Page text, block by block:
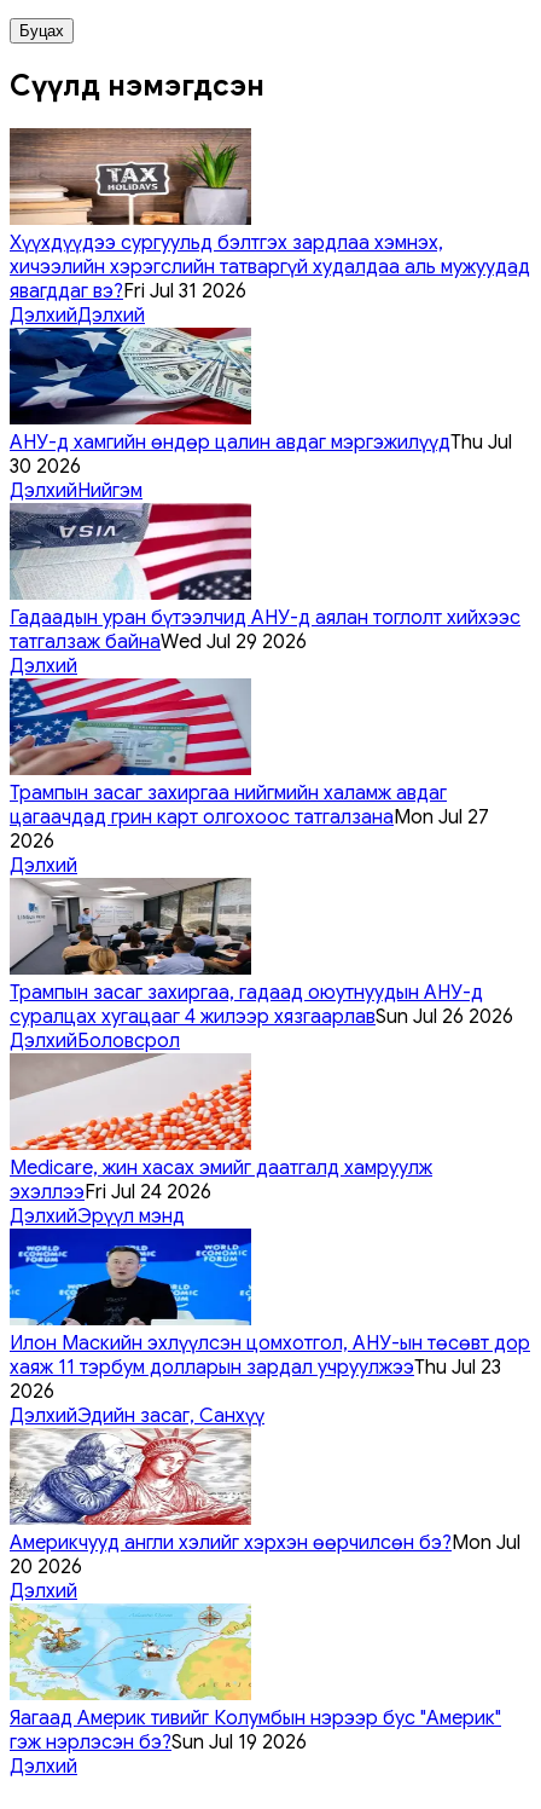
Буцах
Сүүлд нэмэгдсэн
Хүүхдүүдээ сургуульд бэлтгэх зардлаа хэмнэх,
хичээлийн хэрэгслийн татваргүй худалдаа аль мужуудад
явагддаг вэ?Fri Jul 31 2026
ДэлхийДэлхий
АНУ-д хамгийн өндөр цалин авдаг мэргэжилүүдThu Jul
30 2026
ДэлхийНийгэм
Гадаадын уран бүтээлчид АНУ-д аялан тоглолт хийхээс
татгалзаж байнаWed Jul 29 2026
Дэлхий
Трампын засаг захиргаа нийгмийн халамж авдаг
цагаачдад грин карт олгохоос татгалзанаMon Jul 27
2026
Дэлхий
Трампын засаг захиргаа, гадаад оюутнуудын АНУ-д
суралцах хугацааг 4 жилээр хязгаарлавSun Jul 26 2026
ДэлхийБоловсрол
Medicare, жин хасах эмийг даатгалд хамруулж
эхэллээFri Jul 24 2026
ДэлхийЭрүүл мэнд
Илон Маскийн эхлүүлсэн цомхотгол, АНУ-ын төсөвт дор
хаяж 11 тэрбум долларын зардал учруулжээThu Jul 23
2026
ДэлхийЭдийн засаг, Санхүү
Америкчууд англи хэлийг хэрхэн өөрчилсөн бэ?Mon Jul
20 2026
Дэлхий
Яагаад Америк тивийг Колумбын нэрээр бус "Америк"
гэж нэрлэсэн бэ?Sun Jul 19 2026
Дэлхий